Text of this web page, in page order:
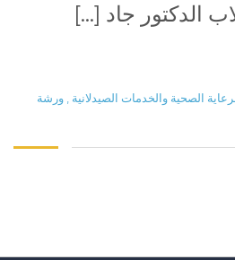
الدكتور جاد […]
الصحية والخدمات الصيدلانية , ورشة